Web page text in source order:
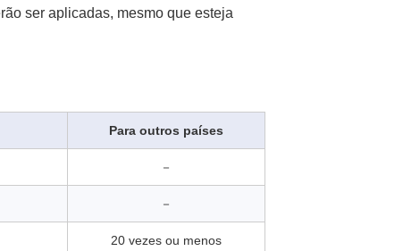
ser aplicadas, mesmo que esteja
Para outros países
－
－
20 vezes ou menos